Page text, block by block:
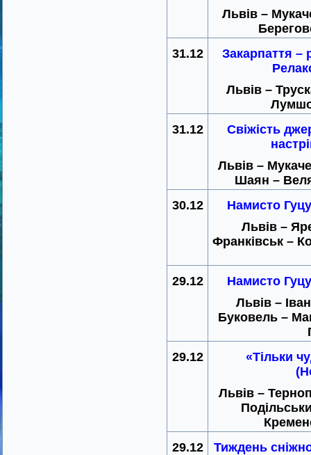
Львів –
31.12
Закарпаття
Львів –
31.12
Свіжість
Львів –
Шаян –
30.12
Намисто
Львів –
Франківськ –
29.12
Намисто
Львів –
Буковель –
29.12
«Тільки
Львів –
29.12
Тиждень